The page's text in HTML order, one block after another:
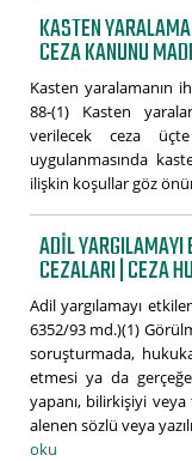
KASTEN
CEZA KANUNU
Kasten yaralamanın
88-(1) Kasten
verilecek ceza
uygulanmasında
ilişkin koşullar göz
ADIL YARGILAMAYI
CEZALARI | CEZA
Adil yargılamayı
6352/93 md.)(1)
soruşturmada,
etmesi ya da
yapanı, bilirkişiyi veya
alenen sözlü veya
oku